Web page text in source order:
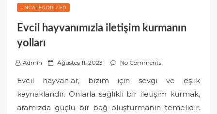
UNCATEGORIZED
Evcil hayvanımızla iletişim kurmanın
yolları
Admin
P
s
t
e
Ağustos 11, 2023 No Comments
Evcil hayvanlar, bizim için sevgi ve eşlik
kaynaklarıdır. Onlarla sağlıklı bir iletişim kurmak,
aramızda güçlü bir bağ oluşturmanın temelidir.